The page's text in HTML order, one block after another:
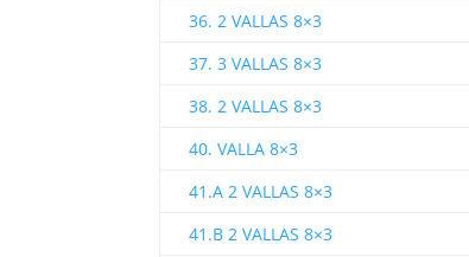
36. 2 VALLAS 8×3
37. 3 VALLAS 8×3
38. 2 VALLAS 8×3
40. VALLA 8×3
41.A 2 VALLAS 8×3
41.B 2 VALLAS 8×3